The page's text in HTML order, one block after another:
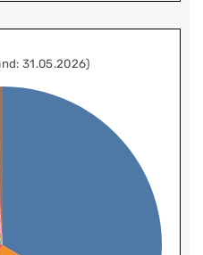
31.05.2026)